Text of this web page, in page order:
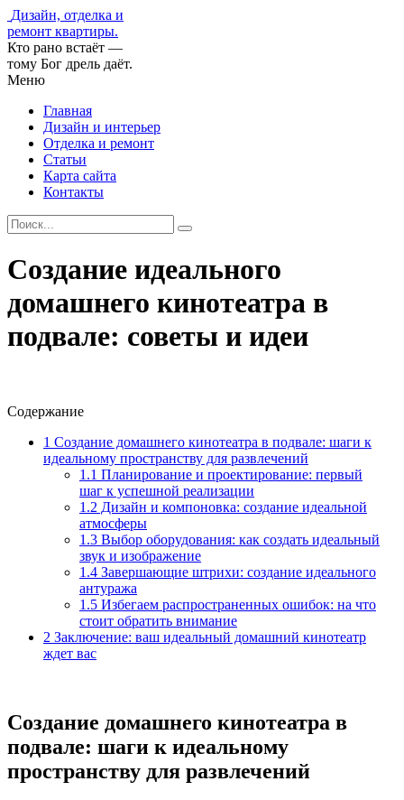
Дизайн, отделка и
ремонт квартиры.
Кто рано встаёт —
тому Бог дрель даёт.
Меню
Главная
Дизайн и интерьер
Отделка и ремонт
Статьи
Карта сайта
Контакты
Создание идеального
домашнего кинотеатра в
подвале: советы и идеи
Содержание
1 Создание домашнего кинотеатра в подвале: шаги к
идеальному пространству для развлечений
1.1 Планирование и проектирование: первый
шаг к успешной реализации
1.2 Дизайн и компоновка: создание идеальной
атмосферы
1.3 Выбор оборудования: как создать идеальный
звук и изображение
1.4 Завершающие штрихи: создание идеального
антуража
1.5 Избегаем распространенных ошибок: на что
стоит обратить внимание
2 Заключение: ваш идеальный домашний кинотеатр
ждет вас
Создание домашнего кинотеатра в
подвале: шаги к идеальному
пространству для развлечений